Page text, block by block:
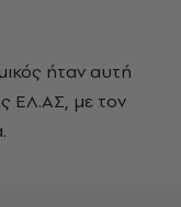
ήταν αυτή
ΕΛ.ΑΣ, με τον